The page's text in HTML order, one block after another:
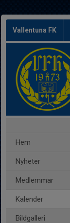
Vallentuna FK
Hem
Nyheter
Medlemmar
Kalender
Bildgalleri